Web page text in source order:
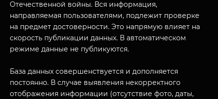
Отечественной войны. Вся информация,
направляемая пользователями, подлежит проверке
на предмет достоверности. Это напрямую влияет на
скорость публикации данных. В автоматическом
режиме данные не публикуются.
База данных совершенствуется и дополняется
постоянно. В случае выявления некорректного
отображения информации (отсутствие фото, даты,